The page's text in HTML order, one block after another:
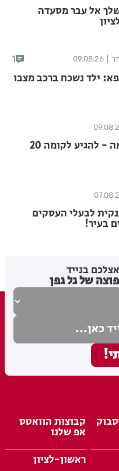
אל עבר מסעדה
09.08.26
1
ילד נשכח ברכב מצבו
פרשת ראה - להגיע לקומה 20
לבעלי העסקים
בעיר!
בנייד
של גל גפן
קבוצות הוואטס
אפ שלנו
ראשון-לציון